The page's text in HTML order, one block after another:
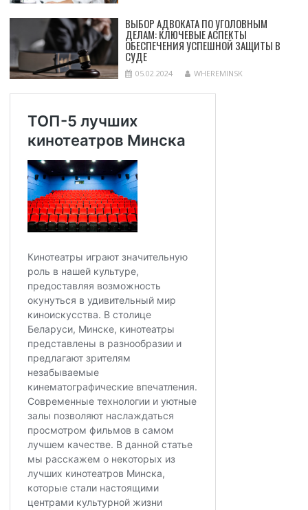
ВЫБОР АДВОКАТА ПО УГОЛОВНЫМ
ДЕЛАМ: КЛЮЧЕВЫЕ АСПЕКТЫ
ОБЕСПЕЧЕНИЯ УСПЕШНОЙ ЗАЩИТЫ В
СУДЕ
05.02.2024 WHEREMINSK